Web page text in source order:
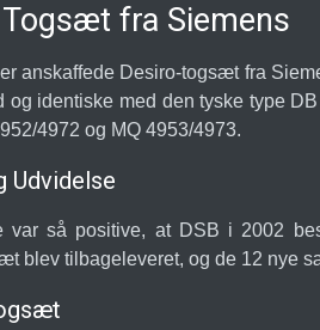
fra Siemens
anskaffede Desiro-togsæt fra
identiske med den tyske type
4972 og MQ 4953/4973.
Udvidelse
var så positive, at DSB i 2002
blev tilbageleveret, og de 12 nye